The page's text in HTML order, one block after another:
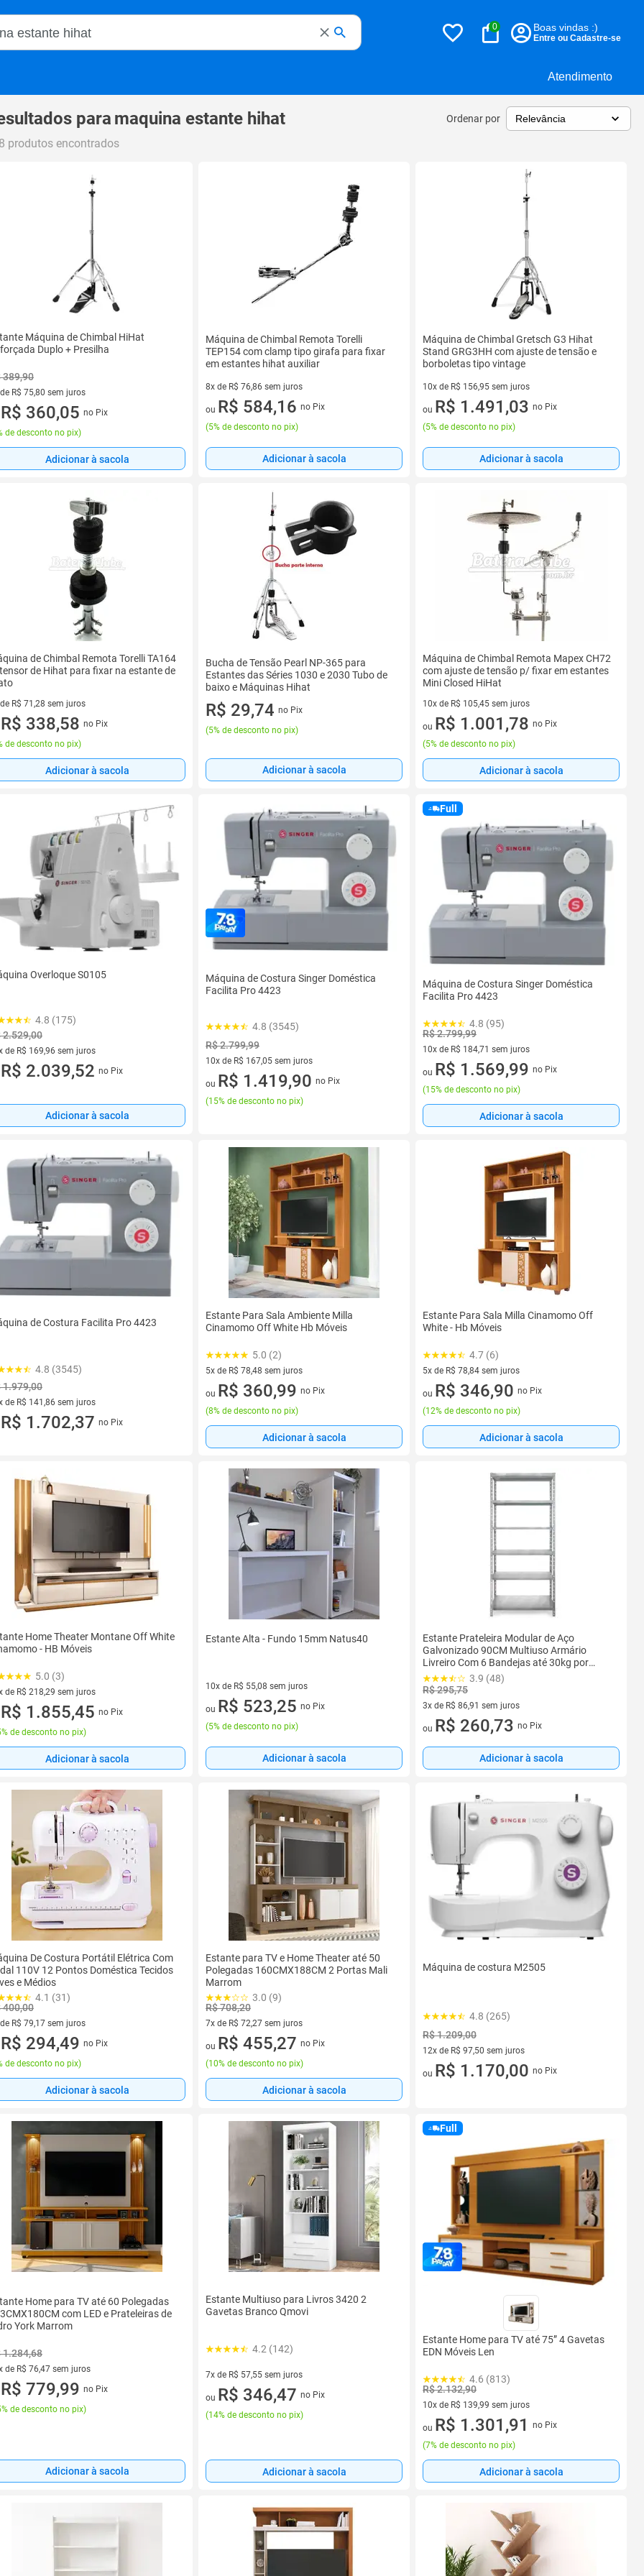
Atendimento
Magalu
0 Boas vindas :)
Entre ou Cadastre-se
para maquina estante hihat Ordenar por
produtos encontrados
Máquina de Chimbal HiHat
Duplo + Presilha
389,90
R$ 75,80 sem juros
de R$ 75,80 sem juros
R$ 360,05 no Pix
de desconto no pix)
Adicionar à sacola
Máquina de Chimbal Remota Torelli
TEP154 com clamp tipo girafa para fixar
em estantes hihat auxiliar
8x de R$ 76,86 sem juros
8 vez de R$ 76,86 sem juros
ou R$ 584,16 no Pix
(5% de desconto no pix)
Adicionar à sacola
Máquina de Chimbal Gretsch G3 Hihat
Stand GRG3HH com ajuste de tensão e
borboletas tipo vintage
10x de R$ 156,95 sem juros
10 vez de R$ 156,95 sem juros
ou R$ 1.491,03 no Pix
(5% de desconto no pix)
Adicionar à sacola
de Chimbal Remota Torelli TA164
de Hihat para fixar na estante de
R$ 71,28 sem juros
de R$ 71,28 sem juros
R$ 338,58 no Pix
de desconto no pix)
Adicionar à sacola
Bucha de Tensão Pearl NP-365 para
Estantes das Séries 1030 e 2030 Tubo de
baixo e Máquinas Hihat
R$ 29,74 no Pix
(5% de desconto no pix)
Adicionar à sacola
Máquina de Chimbal Remota Mapex CH72
com ajuste de tensão p/ fixar em estantes
Mini Closed HiHat
10x de R$ 105,45 sem juros
10 vez de R$ 105,45 sem juros
ou R$ 1.001,78 no Pix
(5% de desconto no pix)
Adicionar à sacola
Overloque S0105
4.8 (175)
2.529,00
de R$ 169,96 sem juros
vez de R$ 169,96 sem juros
R$ 2.039,52 no Pix
Adicionar à sacola
Máquina de Costura Singer Doméstica
Facilita Pro 4423
4.8 (3545)
R$ 2.799,99
10x de R$ 167,05 sem juros
10 vez de R$ 167,05 sem juros
ou R$ 1.419,90 no Pix
(15% de desconto no pix)
Full
Máquina de Costura Singer Doméstica
Facilita Pro 4423
4.8 (95)
R$ 2.799,99
10x de R$ 184,71 sem juros
10 vez de R$ 184,71 sem juros
ou R$ 1.569,99 no Pix
(15% de desconto no pix)
Adicionar à sacola
de Costura Facilita Pro 4423
4.8 (3545)
1.979,00
de R$ 141,86 sem juros
vez de R$ 141,86 sem juros
R$ 1.702,37 no Pix
Estante Para Sala Ambiente Milla
Cinamomo Off White Hb Móveis
5.0 (2)
5x de R$ 78,48 sem juros
5 vez de R$ 78,48 sem juros
ou R$ 360,99 no Pix
(8% de desconto no pix)
Adicionar à sacola
Estante Para Sala Milla Cinamomo Off
White - Hb Móveis
4.7 (6)
5x de R$ 78,84 sem juros
5 vez de R$ 78,84 sem juros
ou R$ 346,90 no Pix
(12% de desconto no pix)
Adicionar à sacola
Home Theater Montane Off White
- HB Móveis
5.0 (3)
de R$ 218,29 sem juros
vez de R$ 218,29 sem juros
R$ 1.855,45 no Pix
de desconto no pix)
Adicionar à sacola
Estante Alta - Fundo 15mm Natus40
10x de R$ 55,08 sem juros
10 vez de R$ 55,08 sem juros
ou R$ 523,25 no Pix
(5% de desconto no pix)
Adicionar à sacola
Estante Prateleira Modular de Aço
Galvonizado 90CM Multiuso Armário
Livreiro Com 6 Bandejas até 30kg por
bandejas 3.9 (48)
R$ 295,75
3x de R$ 86,91 sem juros
3 vez de R$ 86,91 sem juros
ou R$ 260,73 no Pix
Adicionar à sacola
De Costura Portátil Elétrica Com
110V 12 Pontos Doméstica Tecidos
e Médios
4.1 (31)
400,00
R$ 79,17 sem juros
de R$ 79,17 sem juros
R$ 294,49 no Pix
de desconto no pix)
Adicionar à sacola
Estante para TV e Home Theater até 50
Polegadas 160CMX188CM 2 Portas Mali
Marrom
3.0 (9)
R$ 708,20
7x de R$ 72,27 sem juros
7 vez de R$ 72,27 sem juros
ou R$ 455,27 no Pix
(10% de desconto no pix)
Adicionar à sacola
Máquina de costura M2505
4.8 (265)
R$ 1.209,00
12x de R$ 97,50 sem juros
12 vez de R$ 97,50 sem juros
ou R$ 1.170,00 no Pix
Home para TV até 60 Polegadas
com LED e Prateleiras de
York Marrom
1.284,68
de R$ 76,47 sem juros
vez de R$ 76,47 sem juros
R$ 779,99 no Pix
de desconto no pix)
Adicionar à sacola
Estante Multiuso para Livros 3420 2
Gavetas Branco Qmovi
4.2 (142)
7x de R$ 57,55 sem juros
7 vez de R$ 57,55 sem juros
ou R$ 346,47 no Pix
(14% de desconto no pix)
Adicionar à sacola
Full
Estante Home para TV até 75” 4 Gavetas
EDN Móveis Len
4.6 (813)
R$ 2.132,90
10x de R$ 139,99 sem juros
10 vez de R$ 139,99 sem juros
ou R$ 1.301,91
no Pix
(7% de desconto no pix)
Adicionar à sacola